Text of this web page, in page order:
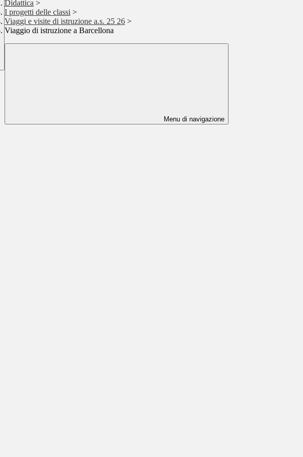
Didattica >
I progetti delle classi >
Viaggi e visite di istruzione a.s. 25 26 >
Viaggio di istruzione a Barcellona
Menu di navigazione